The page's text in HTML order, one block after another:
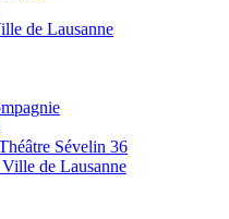
de Lausanne
Sévelin 36
de Lausanne